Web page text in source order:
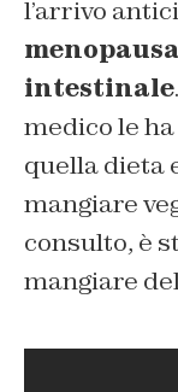
l’arrivo
intestinale
medico le
quella dieta
mangiare
consulto, è
mangiare